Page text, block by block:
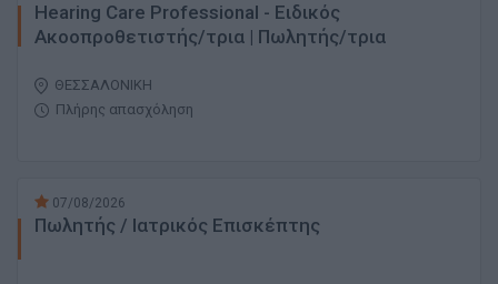
Hearing Care Professional - Ειδικός
Ακοοπροθετιστής/τρια | Πωλητής/τρια
ΘΕΣΣΑΛΟΝΙΚΗ
Πλήρης απασχόληση
07/08/2026
Πωλητής / Ιατρικός Επισκέπτης